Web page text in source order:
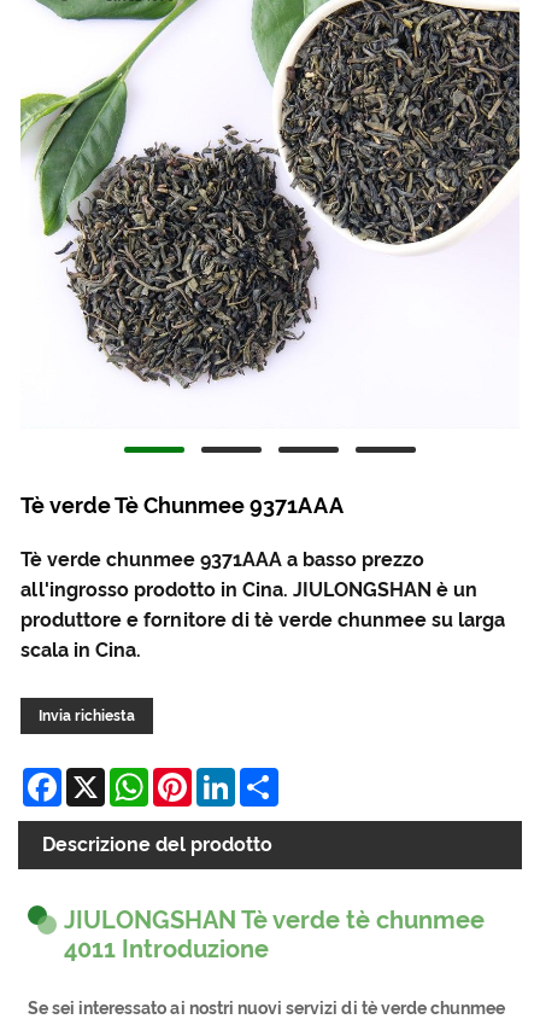
Tè verde Tè Chunmee 9371AAA
Tè verde chunmee 9371AAA a basso prezzo
all'ingrosso prodotto in Cina. JIULONGSHAN è un
produttore e fornitore di tè verde chunmee su larga
scala in Cina.
Invia richiesta
Facebook
X WhatsApp
PinterestLinkedIn
Descrizione del prodotto
JIULONGSHAN Tè verde tè chunmee
4011 Introduzione
Se sei interessato ai nostri nuovi servizi di tè verde chunmee